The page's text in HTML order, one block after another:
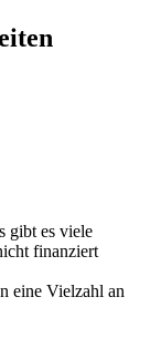
gibt es viele
finanziert
eine Vielzahl an